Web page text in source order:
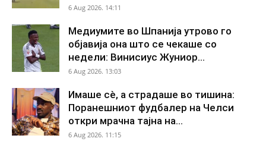
6 Aug 2026. 14:11
Медиумите во Шпанија утрово го
објавија она што се чекаше со
недели: Винисиус Жуниор...
6 Aug 2026. 13:03
Имаше сè, а страдаше во тишина:
Поранешниот фудбалер на Челси
откри мрачна тајна на...
6 Aug 2026. 11:15